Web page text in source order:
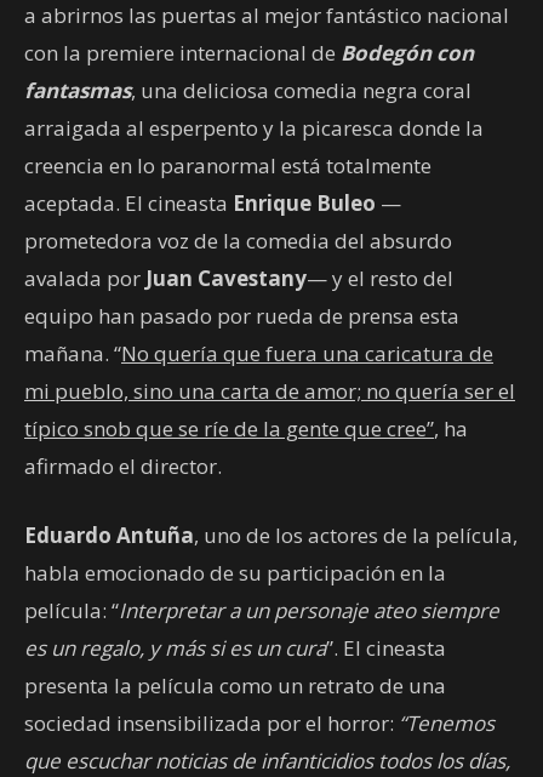
a abrirnos las puertas al mejor fantástico nacional
con la premiere internacional de Bodegón con
fantasmas, una deliciosa comedia negra coral
arraigada al esperpento y la picaresca donde la
creencia en lo paranormal está totalmente
aceptada. El cineasta Enrique Buleo —
prometedora voz de la comedia del absurdo
avalada por Juan Cavestany— y el resto del
equipo han pasado por rueda de prensa esta
mañana. “No quería que fuera una caricatura de
mi pueblo, sino una carta de amor; no quería ser el
típico snob que se ríe de la gente que cree”, ha
afirmado el director.
Eduardo Antuña, uno de los actores de la película,
habla emocionado de su participación en la
película: “Interpretar a un personaje ateo siempre
es un regalo, y más si es un cura”. El cineasta
presenta la película como un retrato de una
sociedad insensibilizada por el horror: “Tenemos
que escuchar noticias de infanticidios todos los días,